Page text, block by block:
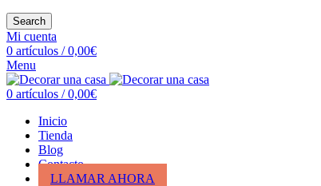
Search
Mi cuenta
0 artículos / 0,00€
Menu
0 artículos / 0,00€
Inicio
Tienda
Blog
Contacto
LLAMAR AHORA